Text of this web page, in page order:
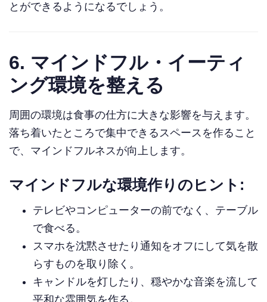
とができるようになるでしょう。
6. マインドフル・イーティ
ング環境を整える
周囲の環境は食事の仕方に大きな影響を与えます。
落ち着いたところで集中できるスペースを作ること
で、マインドフルネスが向上します。
マインドフルな環境作りのヒント:
テレビやコンピューターの前でなく、テーブル
で食べる。
スマホを沈黙させたり通知をオフにして気を散
らすものを取り除く。
キャンドルを灯したり、穏やかな音楽を流して
平和な雰囲気を作る。